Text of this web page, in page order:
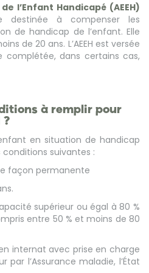
l’Enfant Handicapé (AEEH)
destinée à compenser les
de handicap de l’enfant. Elle
de 20 ans. L’AEEH est versée
complétée, dans certains cas,
à remplir pour
?
en situation de handicap
conditions suivantes :
façon permanente
supérieur ou égal à 80 %
entre 50 % et moins de 80
internat avec prise en charge
par l’Assurance maladie, l’État